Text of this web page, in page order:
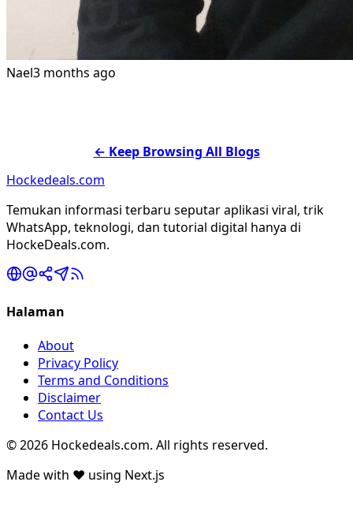
Nael3 months ago
← Keep Browsing All Blogs
Hockedeals.com
Temukan informasi terbaru seputar aplikasi viral, trik
WhatsApp, teknologi, dan tutorial digital hanya di
HockeDeals.com.
Halaman
About
Privacy Policy
Terms and Conditions
Disclaimer
Contact Us
© 2026 Hockedeals.com. All rights reserved.
Made with ❤️ using Next.js